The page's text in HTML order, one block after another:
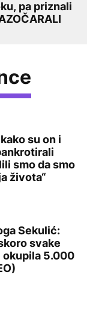
gotovo
su on i
smo da smo
života“
nastupa
Sekulić:
svake
5.000